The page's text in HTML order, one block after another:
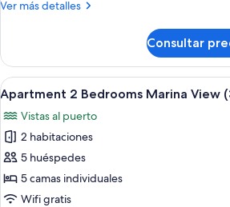
Marina
Adults)
Ver más detalles
Más
2
Bedrooms
Marina
View
(2
Adults)
Consultar
Abrir
todas
las
fotos
de
Apartment
2
Una sala
9
Apartment 2 Bedrooms Marina View
Vistas al puerto
2 habitaciones
5 huéspedes
5 camas individuales
Wifi gratis